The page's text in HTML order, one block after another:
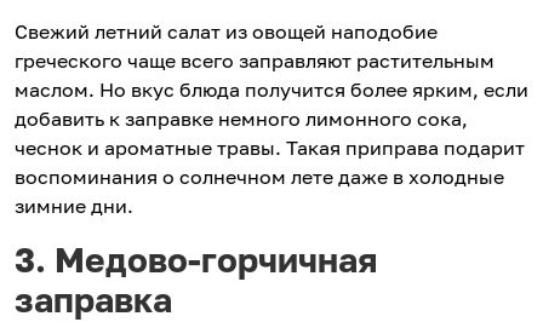
Свежий летний салат из овощей наподобие
греческого чаще всего заправляют растительным
маслом. Но вкус блюда получится более ярким, если
добавить к заправке немного лимонного сока,
чеснок и ароматные травы. Такая приправа подарит
воспоминания о солнечном лете даже в холодные
зимние дни.
3. Медово-горчичная
заправка